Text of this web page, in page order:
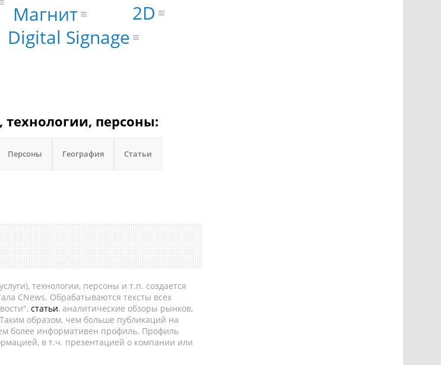
Магнит
Digital Signage
2D
персоны:
Персоны География Статьи
технологии, персоны и т.п. создается
CNews. Обрабатываются тексты всех
статьи, аналитические обзоры рынков,
образом, чем больше публикаций на
более информативен профиль. Профиль
в т.ч. презентацией о компании или